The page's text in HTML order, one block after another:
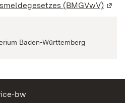
(BMGVwV)
Baden-Württemberg
bw